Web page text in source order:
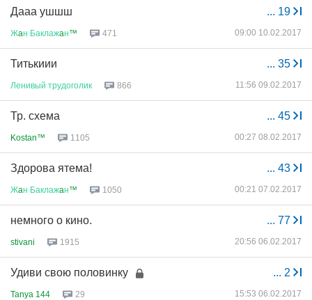
... 19
Дааа ушшш
Жaн Баклажaн™ 471 09:00 10.02.2017
... 35
Титькиии
Ленивый трудоголик 866 11:56 09.02.2017
... 45
Тр. схема
Kostan™ 1105 00:27 08.02.2017
... 43
Здорова ятема!
Жaн Баклажaн™ 1050 00:21 07.02.2017
... 77
немного о кино.
stivani 1915 20:56 06.02.2017
... 2
Удиви свою половинку
Tanya 144 29 15:53 06.02.2017